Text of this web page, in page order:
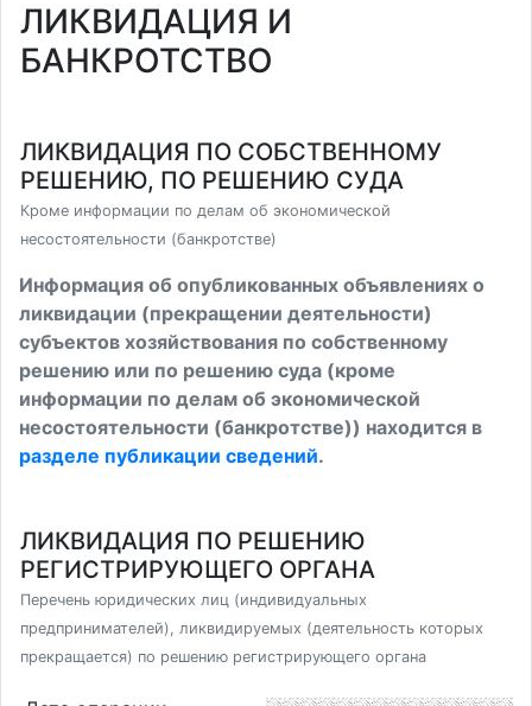
ЛИКВИДАЦИЯ И
БАНКРОТСТВО
ЛИКВИДАЦИЯ ПО СОБСТВЕННОМУ
РЕШЕНИЮ, ПО РЕШЕНИЮ СУДА
Кроме информации по делам об экономической
несостоятельности (банкротстве)
Информация об опубликованных объявлениях о
ликвидации (прекращении деятельности)
субъектов хозяйствования по собственному
решению или по решению суда (кроме
информации по делам об экономической
несостоятельности (банкротстве)) находится в
разделе публикации сведений.
ЛИКВИДАЦИЯ ПО РЕШЕНИЮ
РЕГИСТРИРУЮЩЕГО ОРГАНА
Перечень юридических лиц (индивидуальных
предпринимателей), ликвидируемых (деятельность которых
прекращается) по решению регистрирующего органа